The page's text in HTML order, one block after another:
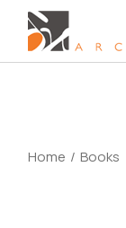
content
Home Books